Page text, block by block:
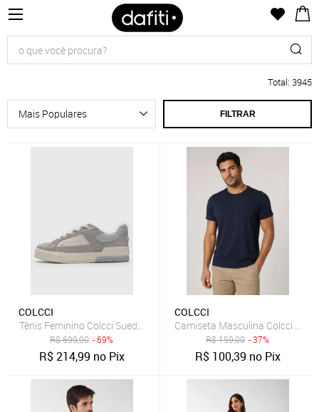
Total: 3945
FILTRAR
COLCCI
Tênis Feminino Colcci Suede Cinza
R$699,90 - 69%
R$214,99 no Pix
COLCCI
Camiseta Masculina Colcci
R$159,00 - 37%
R$ 100,39 no Pix